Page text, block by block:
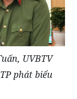
UVBTV
phát biểu